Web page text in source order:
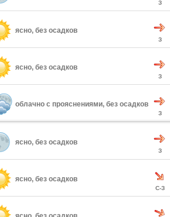
З
ясно, без осадков
З
ясно, без осадков
З
облачно с прояснениями, без осадков
З
ясно, без осадков
З
ясно, без осадков
С-З